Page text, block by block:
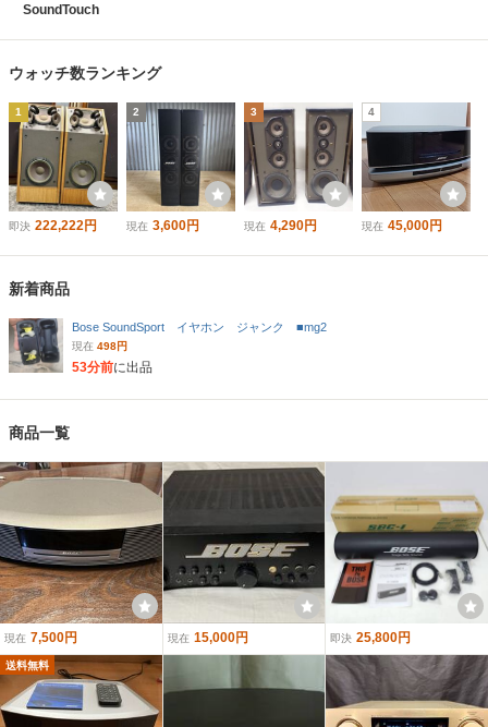
SoundTouch
ウォッチ数ランキング
1
即決 222,222円
2
現在 3,600円
3
現在 4,290円
4
現在 45,000円
新着商品
Bose SoundSport イヤホン ジャンク ■mg2
現在 498円
53分前に出品
商品一覧
現在 7,500円 現在 15,000円 即決 25,800円
送料無料